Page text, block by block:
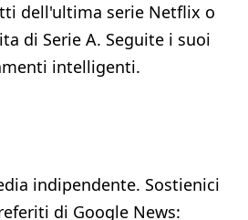
dell'ultima serie Netflix o
di Serie A. Seguite i suoi
intelligenti.
indipendente. Sostienici
di Google News: